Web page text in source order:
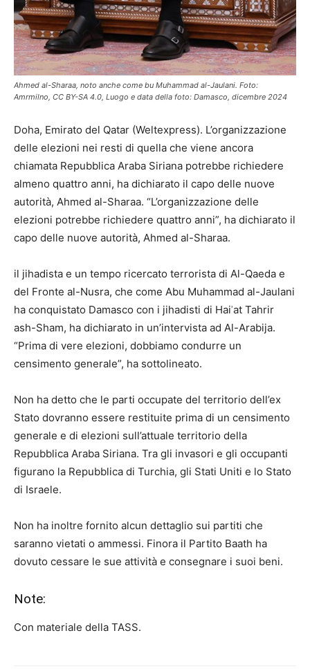
Ahmed al-Sharaa, noto anche come bu Muhammad al-Jaulani. Foto:
Amrmilno, CC BY-SA 4.0, Luogo e data della foto: Damasco, dicembre 2024
Doha, Emirato del Qatar (Weltexpress). L’organizzazione
delle elezioni nei resti di quella che viene ancora
chiamata Repubblica Araba Siriana potrebbe richiedere
almeno quattro anni, ha dichiarato il capo delle nuove
autorità, Ahmed al-Sharaa. “L’organizzazione delle
elezioni potrebbe richiedere quattro anni”, ha dichiarato il
capo delle nuove autorità, Ahmed al-Sharaa.
il jihadista e un tempo ricercato terrorista di Al-Qaeda e
del Fronte al-Nusra, che come Abu Muhammad al-Jaulani
ha conquistato Damasco con i jihadisti di Haiʾat Tahrir
ash-Sham, ha dichiarato in un’intervista ad Al-Arabija.
“Prima di vere elezioni, dobbiamo condurre un
censimento generale”, ha sottolineato.
Non ha detto che le parti occupate del territorio dell’ex
Stato dovranno essere restituite prima di un censimento
generale e di elezioni sull’attuale territorio della
Repubblica Araba Siriana. Tra gli invasori e gli occupanti
figurano la Repubblica di Turchia, gli Stati Uniti e lo Stato
di Israele.
Non ha inoltre fornito alcun dettaglio sui partiti che
saranno vietati o ammessi. Finora il Partito Baath ha
dovuto cessare le sue attività e consegnare i suoi beni.
Note:
Con materiale della TASS.